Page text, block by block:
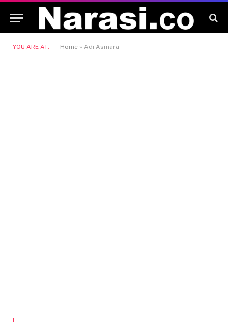
YOU ARE AT: Home » Adi Asmara